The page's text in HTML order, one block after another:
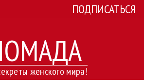
женского мира!
ПОДПИСАТЬСЯ